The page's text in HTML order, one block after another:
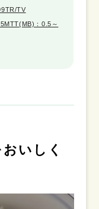
TV
：0.5～
いしく